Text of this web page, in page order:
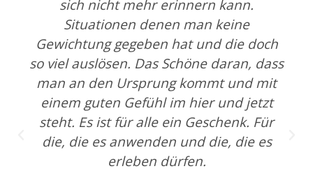
sich nicht mehr erinnern kann.
Situationen denen man keine
Gewichtung gegeben hat und die doch
so viel auslösen. Das Schöne daran, dass
man an den Ursprung kommt und mit
einem guten Gefühl im hier und jetzt
steht. Es ist für alle ein Geschenk. Für
die, die es anwenden und die, die es
erleben dürfen.